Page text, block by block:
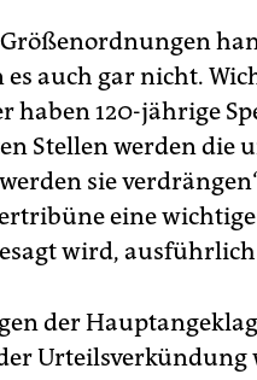
auch gar nicht.
haben 120-jährige
Stellen werden die
sie
eine
wird,
der
Urteilsverkündung